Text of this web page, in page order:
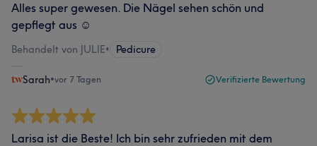
Alles super gewesen. Die Nägel sehen schön und
gepflegt aus ☺️
Behandelt von JULIE• Pedicure
Sarah•vor 7 Tagen Verifizierte Bewertung
Larisa ist die Beste! Ich bin sehr zufrieden mit dem